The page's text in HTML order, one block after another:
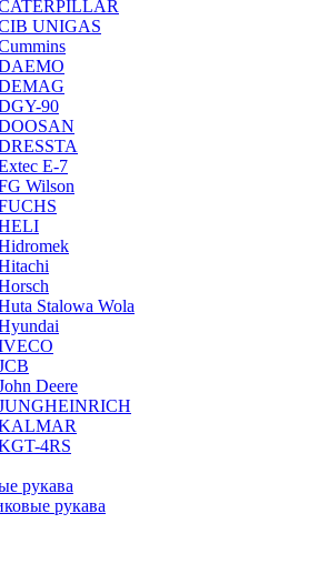
UNIGAS
90
E-7
Wilson
Stalowa Wola
Deere
4RS
рукава
рукава